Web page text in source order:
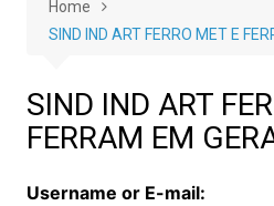
Home
SIND IND ART FERRO MET E
SIND IND ART
FERRAM EM
Username or E-mail: